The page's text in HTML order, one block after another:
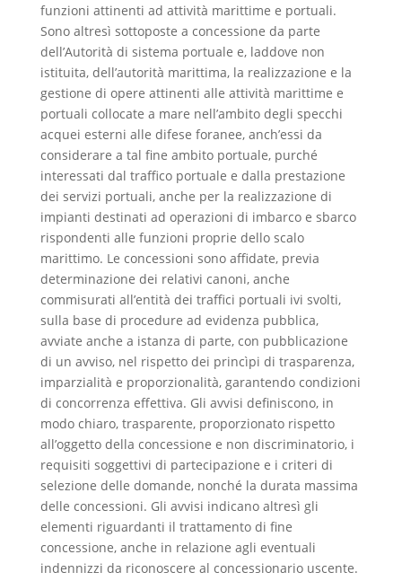
funzioni attinenti ad attività marittime e portuali.
Sono altresì sottoposte a concessione da parte
dell’Autorità di sistema portuale e, laddove non
istituita, dell’autorità marittima, la realizzazione e la
gestione di opere attinenti alle attività marittime e
portuali collocate a mare nell’ambito degli specchi
acquei esterni alle difese foranee, anch’essi da
considerare a tal fine ambito portuale, purché
interessati dal traffico portuale e dalla prestazione
dei servizi portuali, anche per la realizzazione di
impianti destinati ad operazioni di imbarco e sbarco
rispondenti alle funzioni proprie dello scalo
marittimo. Le concessioni sono affidate, previa
determinazione dei relativi canoni, anche
commisurati all’entità dei traffici portuali ivi svolti,
sulla base di procedure ad evidenza pubblica,
avviate anche a istanza di parte, con pubblicazione
di un avviso, nel rispetto dei princìpi di trasparenza,
imparzialità e proporzionalità, garantendo condizioni
di concorrenza effettiva. Gli avvisi definiscono, in
modo chiaro, trasparente, proporzionato rispetto
all’oggetto della concessione e non discriminatorio, i
requisiti soggettivi di partecipazione e i criteri di
selezione delle domande, nonché la durata massima
delle concessioni. Gli avvisi indicano altresì gli
elementi riguardanti il trattamento di fine
concessione, anche in relazione agli eventuali
indennizzi da riconoscere al concessionario uscente.